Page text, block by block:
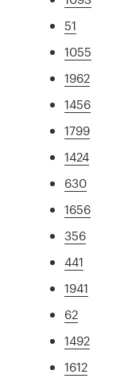
51
1055
1962
1456
1799
1424
630
1656
356
441
1941
62
1492
1612